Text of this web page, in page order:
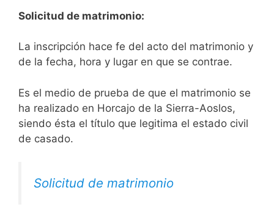
Solicitud de matrimonio:
La inscripción hace fe del acto del matrimonio y
de la fecha, hora y lugar en que se contrae.
Es el medio de prueba de que el matrimonio se
ha realizado en Horcajo de la Sierra-Aoslos,
siendo ésta el título que legitima el estado civil
de casado.
Solicitud de matrimonio